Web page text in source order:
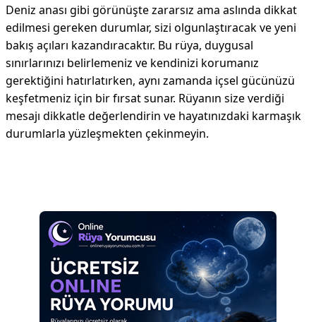
Deniz anası gibi görünüşte zararsız ama aslında dikkat
edilmesi gereken durumlar, sizi olgunlaştıracak ve yeni
bakış açıları kazandıracaktır. Bu rüya, duygusal
sınırlarınızı belirlemeniz ve kendinizi korumanız
gerektiğini hatırlatırken, aynı zamanda içsel gücünüzü
keşfetmeniz için bir fırsat sunar. Rüyanın size verdiği
mesajı dikkatle değerlendirin ve hayatınızdaki karmaşık
durumlarla yüzleşmekten çekinmeyin.